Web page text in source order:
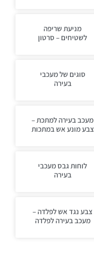
מניעת שריפה
לשטיחים – סרטון
סוגים של מעכבי
בעירה
מעכב בעירה למתכת –
צבע מונע אש במתכות
לוחות גבס מעכבי
בעירה
צבע נגד אש לפלדה –
מעכב בעירה לפלדה